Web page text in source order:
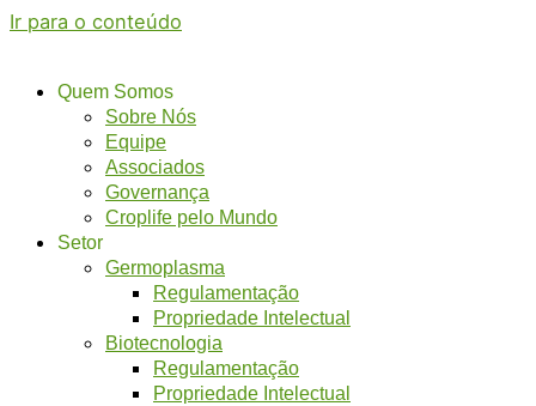
Ir para o conteúdo
Quem Somos
Sobre Nós
Equipe
Associados
Governança
Croplife pelo Mundo
Setor
Germoplasma
Regulamentação
Propriedade Intelectual
Biotecnologia
Regulamentação
Propriedade Intelectual